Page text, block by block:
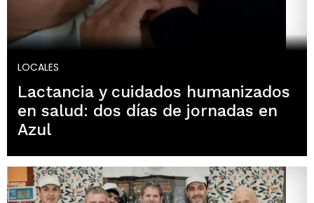
LOCALES
Lactancia y cuidados humanizados
en salud: dos días de jornadas en
Azul